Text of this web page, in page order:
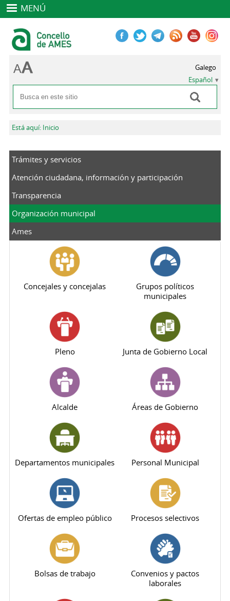
MENÚ
Formulario de búsqueda
Buscar
Galego
Español
Se encuentra usted aquí
Está aquí: Inicio
Trámites y servicios
Atención ciudadana, información y participación
Transparencia
Organización municipal
Ames
Concejales y concejalas
Grupos políticos
municipales
Pleno Junta de Gobierno Local
Alcalde Áreas de Gobierno
Departamentos municipales Personal Municipal
Ofertas de empleo público Procesos selectivos
Bolsas de trabajo
Convenios y pactos
laborales